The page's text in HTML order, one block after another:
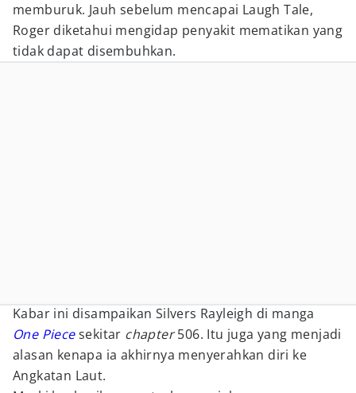
memburuk. Jauh sebelum mencapai Laugh Tale,
Roger diketahui mengidap penyakit mematikan yang
tidak dapat disembuhkan.
Kabar ini disampaikan Silvers Rayleigh di manga
One Piecesekitar chapter506. Itu juga yang menjadi
alasan kenapa ia akhirnya menyerahkan diri ke
Angkatan Laut.